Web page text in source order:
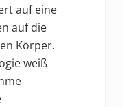
auf eine
auf die
Körper.
weiß